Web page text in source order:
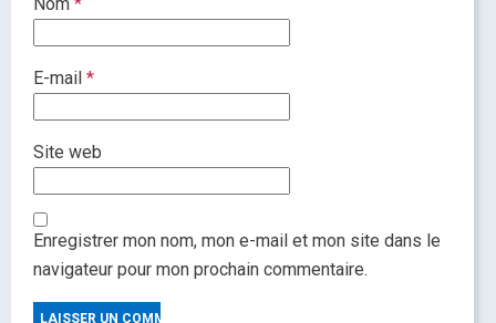
E-mail *
Site web
Enregistrer mon nom, mon e-mail et mon site dans le
navigateur pour mon prochain commentaire.